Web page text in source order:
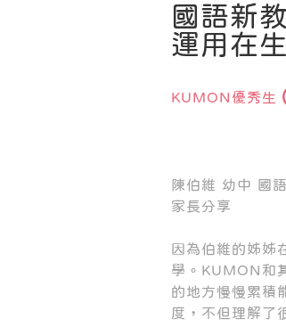
國語新
運用在
KUMON優秀生
陳伯維 幼中 國
家長分享
因為伯維的姊姊
學。KUMON和
的地方慢慢累積
度，不但理解了